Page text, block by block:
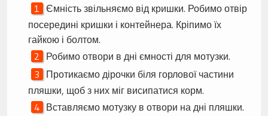
Ємність звільняємо від кришки. Робимо отвір
посередині кришки і контейнера. Кріпимо їх
гайкою і болтом.
Робимо отвори в дні ємності для мотузки.
Протикаємо дірочки біля горлової частини
пляшки, щоб з них міг висипатися корм.
Вставляємо мотузку в отвори на дні пляшки.